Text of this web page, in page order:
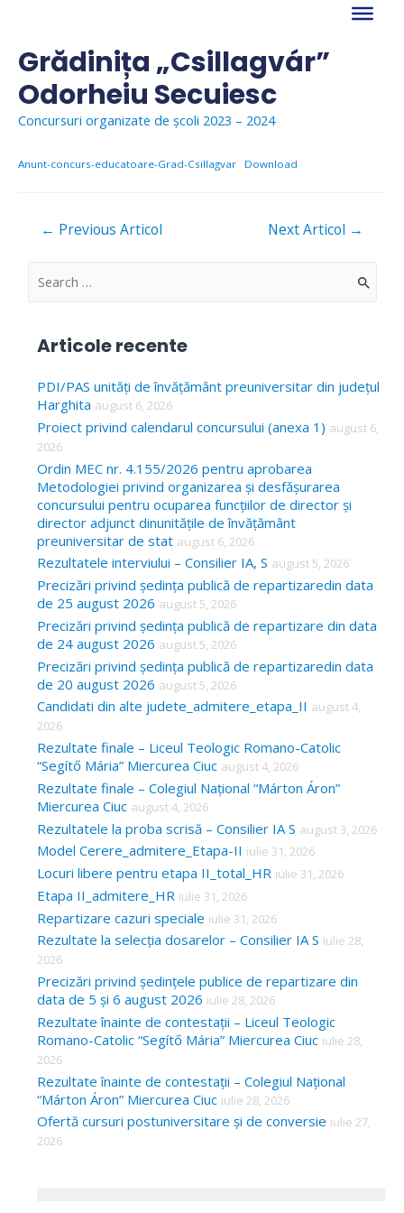
contentGrădinița „Csillagvár”
Odorheiu Secuiesc
Concursuri organizate de școli 2023 – 2024
Anunt-concurs-educatoare-Grad-Csillagvar Download
Navigare
← Previous Articol Next Articol →
S
c
h
f
o
r
Articole recente
PDI/PAS unități de învățământ preuniversitar din județul
Harghita august 6, 2026
Proiect privind calendarul concursului (anexa 1) august 6,
2026
Ordin MEC nr. 4.155/2026 pentru aprobarea
Metodologiei privind organizarea și desfășurarea
concursului pentru ocuparea funcțiilor de director și
director adjunct dinunitățile de învățământ
preuniversitar de stat august 6, 2026
Rezultatele interviului – Consilier IA, S august 5, 2026
Precizări privind ședința publică de repartizaredin data
de 25 august 2026 august 5, 2026
Precizări privind ședința publică de repartizare din data
de 24 august 2026 august 5, 2026
Precizări privind ședința publică de repartizaredin data
de 20 august 2026 august 5, 2026
Candidati din alte judete_admitere_etapa_II august 4,
2026
Rezultate finale – Liceul Teologic Romano-Catolic
“Segítő Mária” Miercurea Ciuc august 4, 2026
Rezultate finale – Colegiul Național “Márton Áron”
Miercurea Ciuc august 4, 2026
Rezultatele la proba scrisă – Consilier IA S august 3, 2026
Model Cerere_admitere_Etapa-II iulie 31, 2026
Locuri libere pentru etapa II_total_HR iulie 31, 2026
Etapa II_admitere_HR iulie 31, 2026
Repartizare cazuri speciale iulie 31, 2026
Rezultate la selecția dosarelor – Consilier IA S iulie 28,
2026
Precizări privind ședințele publice de repartizare din
data de 5 și 6 august 2026 iulie 28, 2026
Rezultate înainte de contestații – Liceul Teologic
Romano-Catolic “Segítő Mária” Miercurea Ciuc iulie 28,
2026
Rezultate înainte de contestații – Colegiul Național
“Márton Áron” Miercurea Ciuc iulie 28, 2026
Ofertă cursuri postuniversitare și de conversie iulie 27,
2026